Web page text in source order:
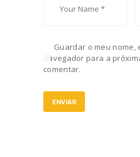
Guardar o meu nome,
navegador para a
comentar.